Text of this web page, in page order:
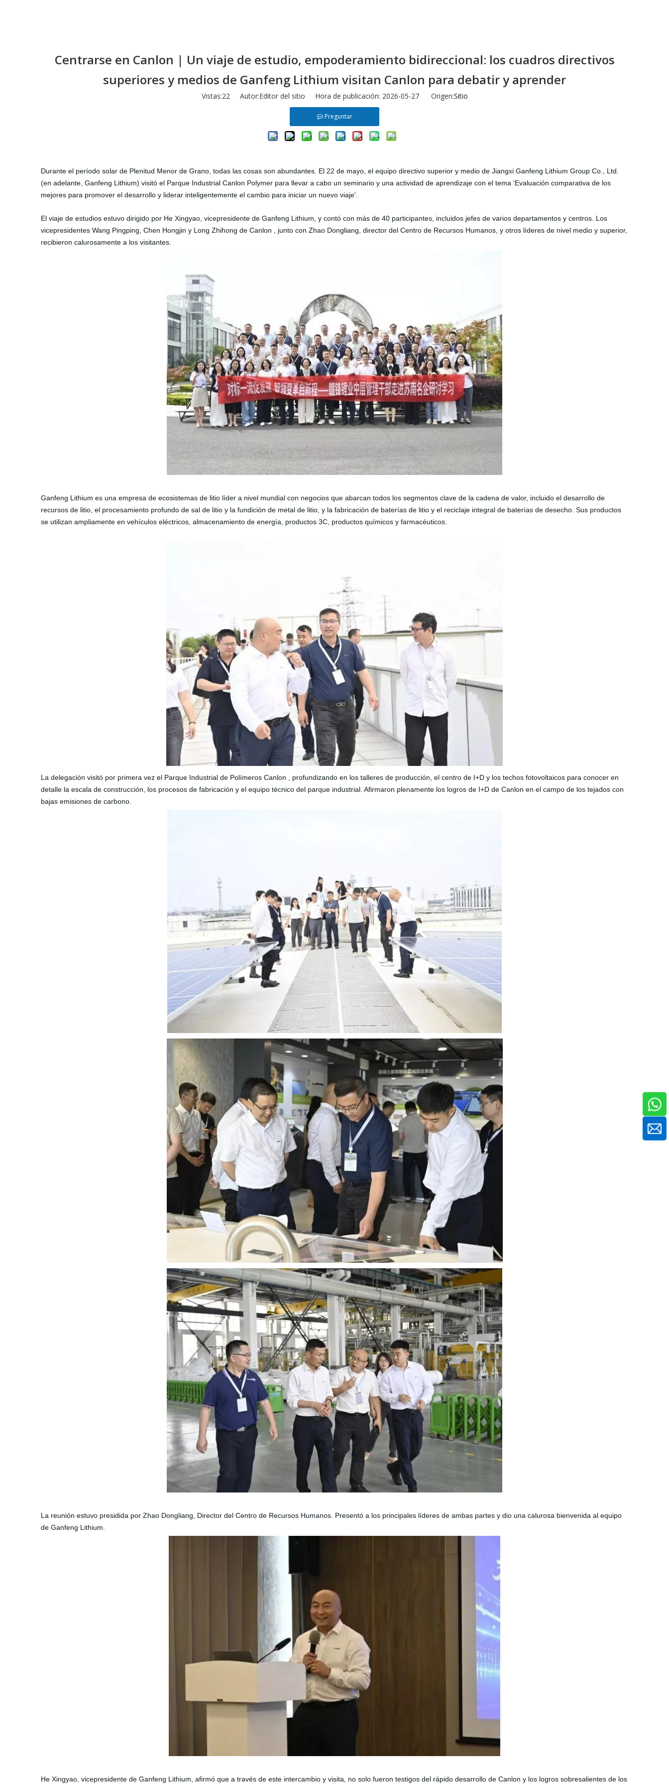
Centrarse en Canlon | Un viaje de estudio, empoderamiento bidireccional: los cuadros directivos
superiores y medios de Ganfeng Lithium visitan Canlon para debatir y aprender
Vistas:22Autor:Editor del sitio Hora de publicación: 2026-05-27 Origen:Sitio
Preguntar
Durante el período solar de Plenitud Menor de Grano, todas las cosas son abundantes. El 22 de mayo, el equipo directivo superior y medio de Jiangxi Ganfeng Lithium Group Co., Ltd.
(en adelante, Ganfeng Lithium) visitó el Parque Industrial Canlon Polymer para llevar a cabo un seminario y una actividad de aprendizaje con el tema 'Evaluación comparativa de los
mejores para promover el desarrollo y liderar inteligentemente el cambio para iniciar un nuevo viaje'.
El viaje de estudios estuvo dirigido por He Xingyao, vicepresidente de Ganfeng Lithium, y contó con más de 40 participantes, incluidos jefes de varios departamentos y centros. Los
vicepresidentes Wang Pingping, Chen Hongjin y Long Zhihong de Canlon , junto con Zhao Dongliang, director del Centro de Recursos Humanos, y otros líderes de nivel medio y superior,
recibieron calurosamente a los visitantes.
Ganfeng Lithium es una empresa de ecosistemas de litio líder a nivel mundial con negocios que abarcan todos los segmentos clave de la cadena de valor, incluido el desarrollo de
recursos de litio, el procesamiento profundo de sal de litio y la fundición de metal de litio, y la fabricación de baterías de litio y el reciclaje integral de baterías de desecho. Sus productos
se utilizan ampliamente en vehículos eléctricos, almacenamiento de energía, productos 3C, productos químicos y farmacéuticos.
La delegación visitó por primera vez el Parque Industrial de Polímeros Canlon , profundizando en los talleres de producción, el centro de I+D y los techos fotovoltaicos para conocer en
detalle la escala de construcción, los procesos de fabricación y el equipo técnico del parque industrial. Afirmaron plenamente los logros de I+D de Canlon en el campo de los tejados con
bajas emisiones de carbono.
La reunión estuvo presidida por Zhao Dongliang, Director del Centro de Recursos Humanos. Presentó a los principales líderes de ambas partes y dio una calurosa bienvenida al equipo
de Ganfeng Lithium.
He Xingyao, vicepresidente de Ganfeng Lithium, afirmó que a través de este intercambio y visita, no solo fueron testigos del rápido desarrollo de Canlon y los logros sobresalientes de los